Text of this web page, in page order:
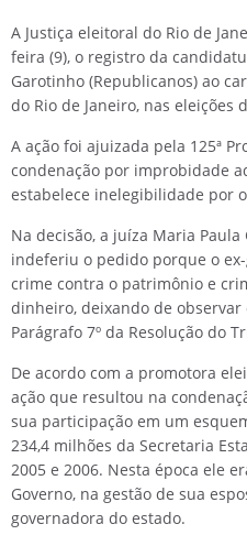
A Justiça eleitoral do Rio de
feira (9), o registro da
Garotinho (Republicanos) ao
do Rio de Janeiro, nas eleições
A ação foi ajuizada pela 125ª
condenação por improbidade
estabelece inelegibilidade por
Na decisão, a juíza Maria
indeferiu o pedido porque o
crime contra o patrimônio e
dinheiro, deixando de observar
Parágrafo 7º da Resolução do
De acordo com a promotora
ação que resultou na
sua participação em um
234,4 milhões da Secretaria
2005 e 2006. Nesta época ele
Governo, na gestão de sua
governadora do estado.